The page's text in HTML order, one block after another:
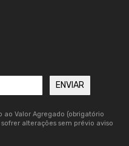
ao Valor Agregado (obrigatório
alterações sem prévio aviso